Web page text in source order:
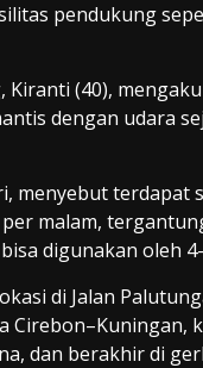
pendukung
(40),
dengan udara
menyebut
malam,
digunakan oleh
di Jalan
dan berakhir di